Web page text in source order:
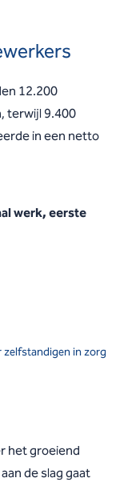
12.200
terwijl 9.400
in een netto
werk, eerste
zelfstandigen in zorg
het groeiend
de slag gaat